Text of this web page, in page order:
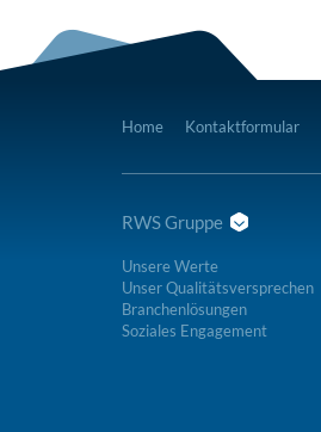
Home Kontaktformular
RWS Gruppe
Unsere Werte
Unser Qualitätsversprechen
Branchenlösungen
Soziales Engagement